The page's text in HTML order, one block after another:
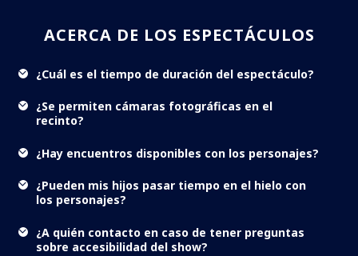
ACERCA DE LOS ESPECTÁCULOS
¿Cuál es el tiempo de duración del espectáculo?
¿Se permiten cámaras fotográficas en el
recinto?
¿Hay encuentros disponibles con los personajes?
¿Pueden mis hijos pasar tiempo en el hielo con
los personajes?
¿A quién contacto en caso de tener preguntas
sobre accesibilidad del show?